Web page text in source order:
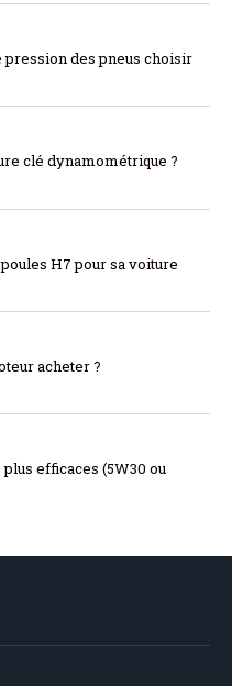
pression des pneus choisir
clé dynamométrique ?
H7 pour sa voiture
acheter ?
efficaces (5W30 ou